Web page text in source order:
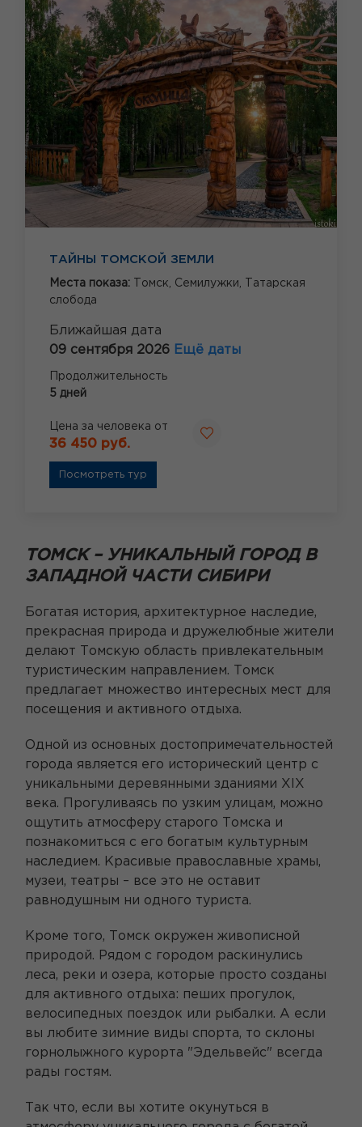
ТАЙНЫ ТОМСКОЙ ЗЕМЛИ
Места показа: Томск, Семилужки,
Татарская
слобода
Ближайшая дата
09 сентября 2026 Ещё даты
Продолжительность
5 дней
Цена за человека от
36 450 руб.
Посмотреть тур
ТОМСК – УНИКАЛЬНЫЙ ГОРОД В
ЗАПАДНОЙ ЧАСТИ СИБИРИ
Богатая история, архитектурное наследие,
прекрасная природа и дружелюбные жители
делают Томскую область привлекательным
туристическим направлением. Томск
предлагает множество интересных мест для
посещения и активного отдыха.
Одной из основных достопримечательностей
города является его исторический центр с
уникальными деревянными зданиями XIX
века. Прогуливаясь по узким улицам, можно
ощутить атмосферу старого Томска и
познакомиться с его богатым культурным
наследием. Красивые православные храмы,
музеи, театры – все это не оставит
равнодушным ни одного туриста.
Кроме того, Томск окружен живописной
природой. Рядом с городом раскинулись
леса, реки и озера, которые просто созданы
для активного отдыха: пеших прогулок,
велосипедных поездок или рыбалки. А если
вы любите зимние виды спорта, то склоны
горнолыжного курорта "Эдельвейс" всегда
рады гостям.
Так что, если вы хотите окунуться в